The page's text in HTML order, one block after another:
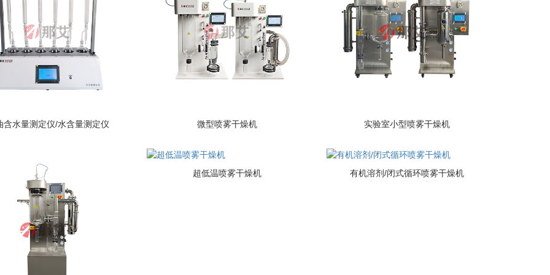
含水量测定仪/水含量测定仪 微型喷雾干燥机 实验室小型喷雾干燥机
超低温喷雾干燥机 有机溶剂/闭式循环喷雾干燥机